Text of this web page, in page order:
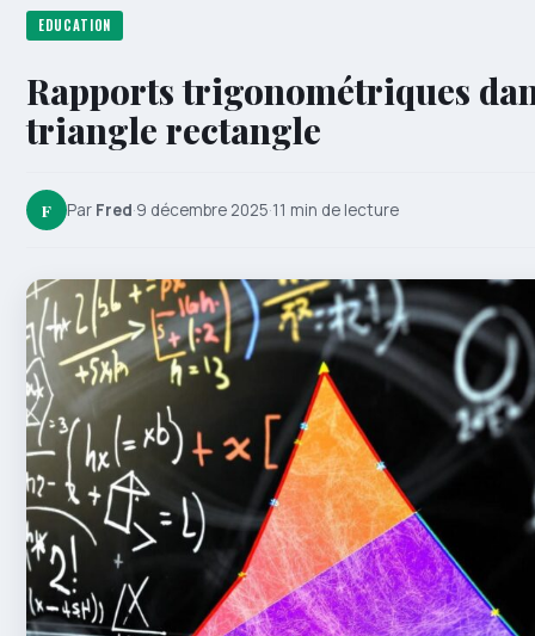
EDUCATION
Rapports trigonométriques
triangle rectangle
F Par Fred·9 décembre 2025·11 min de lecture